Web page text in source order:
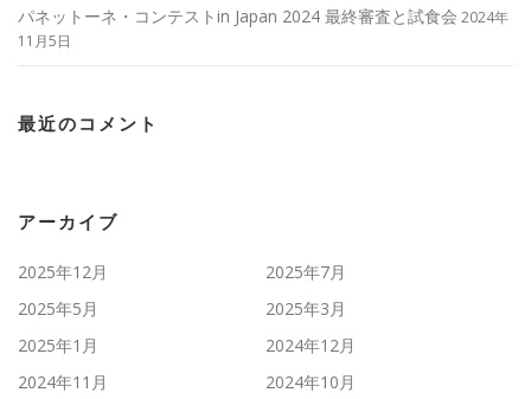
パネットーネ・コンテストin Japan 2024 最終審査と試食会 2024年
11月5日
最近のコメント
アーカイブ
2025年12月
2025年7月
2025年5月
2025年3月
2025年1月
2024年12月
2024年11月
2024年10月